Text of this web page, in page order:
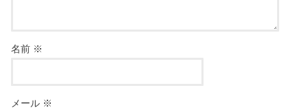
名前 ※
メール ※